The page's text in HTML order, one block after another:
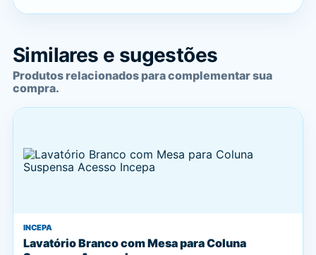
Similares e sugestões
Produtos relacionados para complementar sua
compra.
INCEPA
Lavatório Branco com Mesa para Coluna